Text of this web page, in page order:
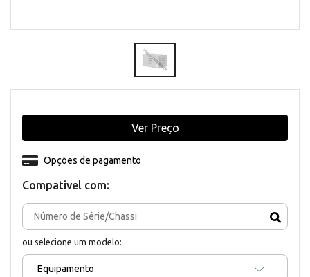
Compativel com:
ou selecione um modelo:
Equipamento
Opções de pagamento
Ver Preço